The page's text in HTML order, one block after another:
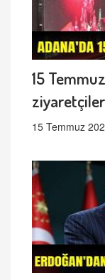
15
15 Temmuz